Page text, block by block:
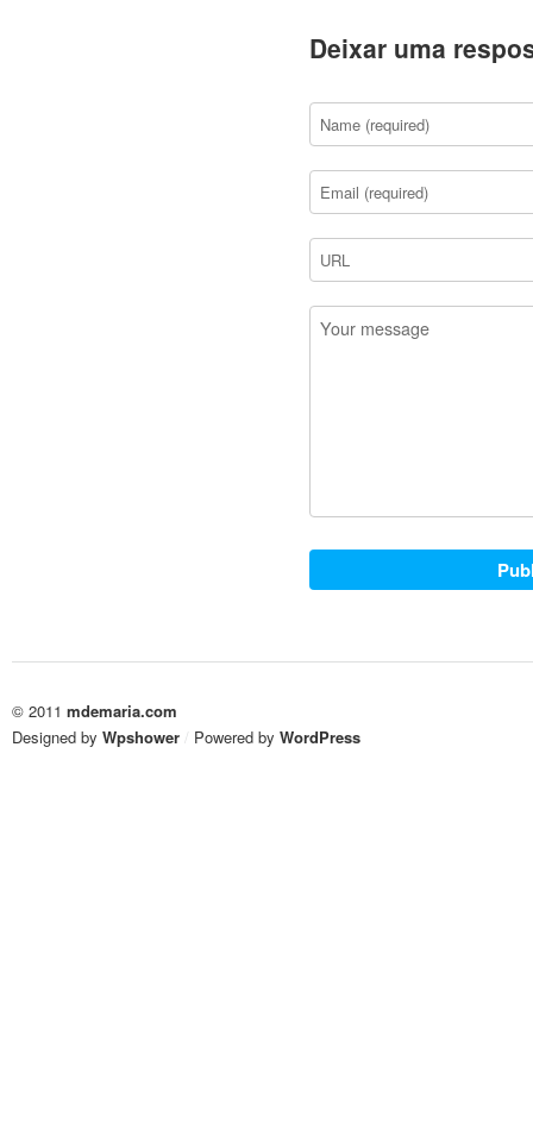
Deixar uma
© 2011 mdemaria.com
Designed by Wpshower / Powered by WordPress